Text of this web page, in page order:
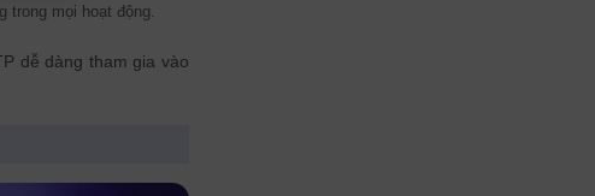
mọi hoạt động.
dễ dàng tham gia vào